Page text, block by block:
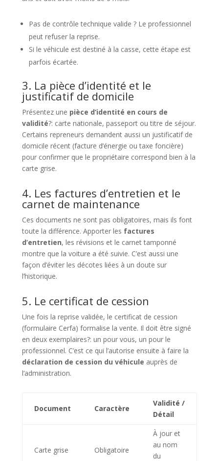
Pas de contrôle technique valide ? Le professionnel
peut refuser la reprise.
Si le véhicule est destiné à la casse, cette étape est
parfois écartée.
3. La pièce d’identité et le
justificatif de domicile
Présentez une pièce d’identité en cours de
validité?: carte nationale, passeport ou titre de séjour.
Certains repreneurs demandent aussi un justificatif de
domicile récent (facture d’énergie ou taxe foncière)
pour confirmer que le propriétaire correspond bien à la
carte grise.
4. Les factures d’entretien et le
carnet de maintenance
Ces documents ne sont pas obligatoires, mais ils font
toute la différence. Apporter les factures
d’entretien, les révisions et le carnet tamponné
montre que la voiture a été suivie. C’est aussi une
façon d’éviter les décotes liées à un doute sur
l’historique.
5. Le certificat de cession
Une fois la reprise validée, le certificat de cession
(formulaire Cerfa) formalise la vente. Il doit être signé
en deux exemplaires?: un pour vous, un pour le
professionnel. C’est ce qui l’autorise ensuite à faire la
déclaration de cession du véhicule auprès de
l’administration.
Document Caractère
Validité /
Détail
Carte grise Obligatoire
À jour et
au nom
du